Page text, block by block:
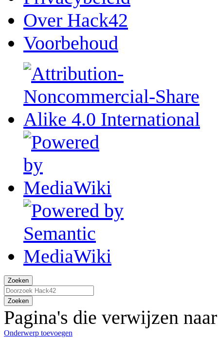
Over Hack42
Voorbehoud
Zoeken
Zoeken
Pagina's die verwijzen
Onderwerp toevoegen